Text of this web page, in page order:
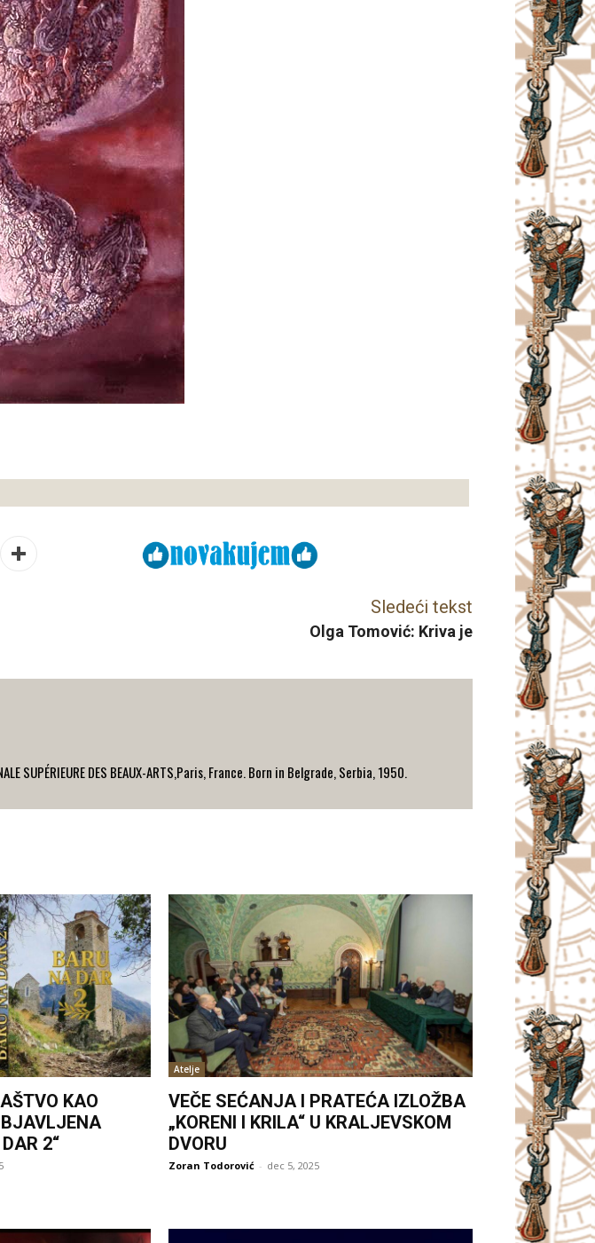
Sledeći tekst
Olga Tomović: Kriva je
SUPÉRIEURE DES BEAUX-ARTS,Paris, France. Born in Belgrade, Serbia, 1950.
KAO
2“
Atelje
VEČE SEĆANJA I PRATEĆA IZLOŽBA
„KORENI I KRILA“ U KRALJEVSKOM
DVORU
Zoran Todorović - dec 5, 2025